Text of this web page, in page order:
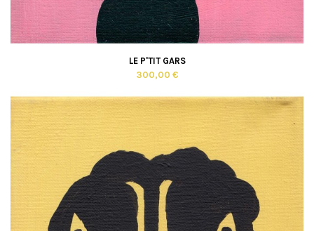
LE P'TIT GARS
300,00 €